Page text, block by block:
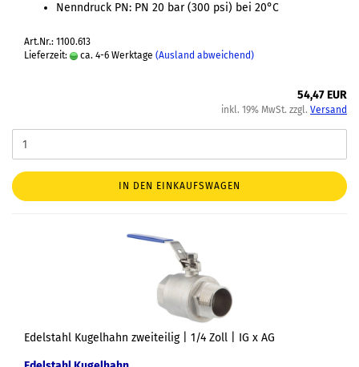
Nenndruck PN: PN 20 bar (300 psi) bei 20°C
Art.Nr.: 1100.613
Lieferzeit:
ca. 4-6 Werktage (Ausland abweichend)
54,47 EUR
inkl. 19% MwSt. zzgl. Versand
IN DEN EINKAUFSWAGEN
Edelstahl Kugelhahn zweiteilig | 1/4 Zoll | IG x AG